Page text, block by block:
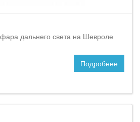
дальнего света на Шевроле
Подробнее